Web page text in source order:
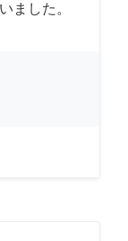
ました。